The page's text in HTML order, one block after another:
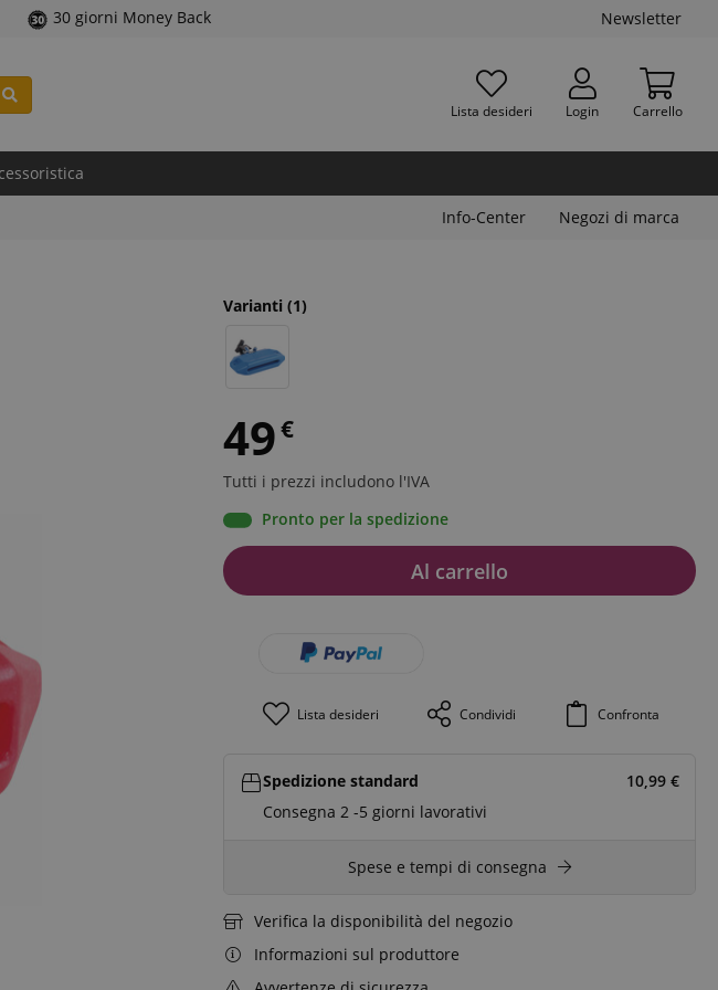
30 giorni Money Back Newsletter
Lista desideri Login Carrello
Info-Center Negozi di marca
Varianti (1)
49€
Tutti i prezzi includono l'IVA
Pronto per la spedizione
Al carrello
Lista desideri Condividi Confronta
Spedizione standard 10,99 €
Consegna 2 -5 giorni lavorativi
Spese e tempi di consegna
Verifica la disponibilità del negozio
Informazioni sul produttore